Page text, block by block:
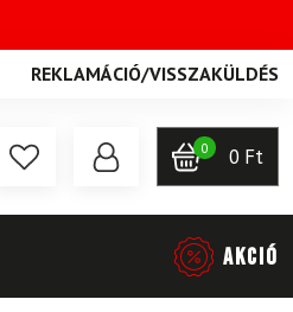
REKLAMÁCIÓ/VISSZAKÜLDÉS
0 0 Ft
AKCIÓ